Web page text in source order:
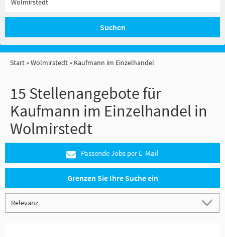
Suchen
Start Wolmirstedt Kaufmann im Einzelhandel
15 Stellenangebote für
Kaufmann im Einzelhandel in
Wolmirstedt
Passende Jobs per E-Mail
Grenzen Sie Ihre Suche ein